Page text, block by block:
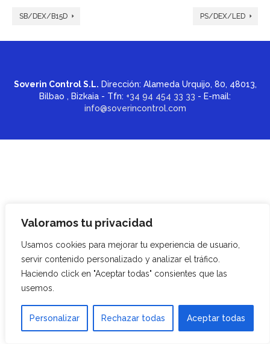
Valoramos tu privacidad
Usamos cookies para mejorar tu experiencia de usuario,
servir contenido personalizado y analizar el tráfico.
Haciendo click en "Aceptar todas" consientes que las
usemos.
Personalizar Rechazar todas Aceptar todas
SB/DEX/B15D PS/DEX/LED
Soverin Control S.L. Dirección: Alameda Urquijo, 80, 48013,
Bilbao , Bizkaia - Tfn: +34 94 454 33 33 - E-mail:
info@soverincontrol.com